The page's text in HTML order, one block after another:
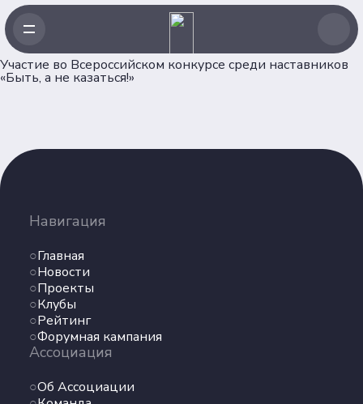
Участие во Всероссийском конкурсе среди наставников
«Быть, а не казаться!»
Навигация
Главная
Новости
Проекты
Клубы
Рейтинг
Форумная кампания
Ассоциация
Об Ассоциации
Новости
Клубы
Рейтинг
Форумная кампания
Об Ассоциации
Команда
Партнеры